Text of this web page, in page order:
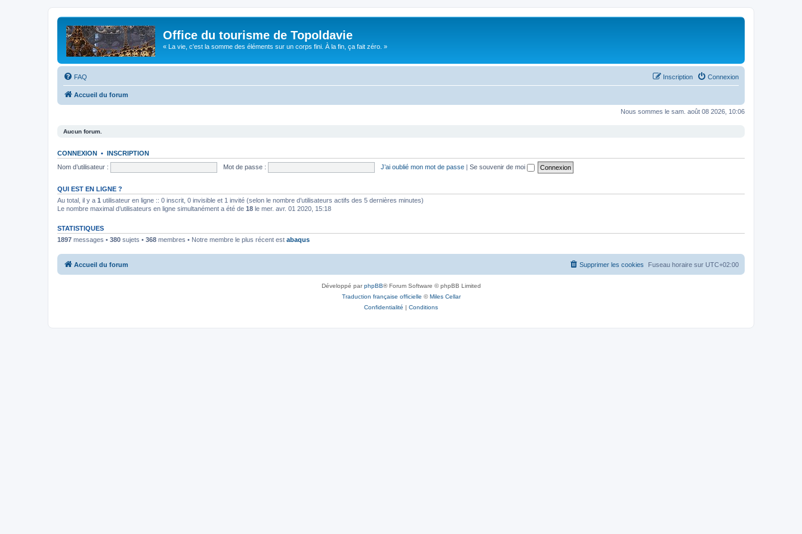
Office du tourisme de Topoldavie
« La vie, c'est la somme des éléments sur un corps fini. À la fin, ça fait zéro. »
FAQ Connexion
Inscription
Accueil du forum
Nous sommes le sam. août 08 2026, 10:06
Aucun forum.
CONNEXION • INSCRIPTION
Nom d’utilisateur :
Mot de passe : J’ai oublié mon mot de passe | Se souvenir de moi
QUI EST EN LIGNE ?
Au total, il y a 1 utilisateur en ligne :: 0 inscrit, 0 invisible et 1 invité (selon le nombre d’utilisateurs actifs des 5 dernières minutes)
Le nombre maximal d’utilisateurs en ligne simultanément a été de 18 le mer. avr. 01 2020, 15:18
STATISTIQUES
1897 messages • 380 sujets • 368 membres • Notre membre le plus récent est abaqus
Accueil du forum Fuseau horaire sur UTC+02:00
Supprimer les cookies
Développé parphpBB® Forum Software © phpBB Limited
Traduction française officielle ©Miles Cellar
Confidentialité | Conditions